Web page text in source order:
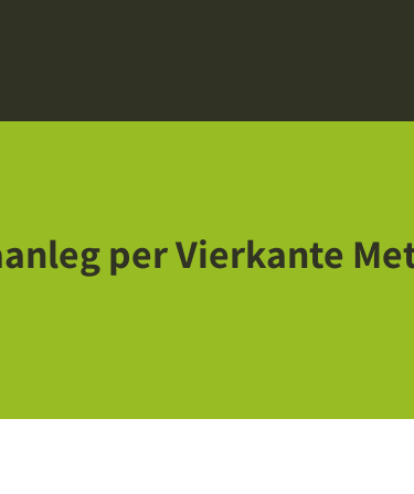
per Vierkante